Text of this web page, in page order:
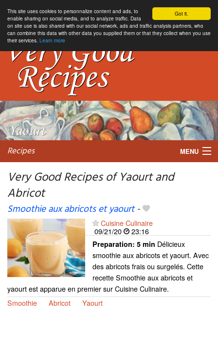
Got it.
This site uses cookies to personnalize content and ads, to
enable sharing on social media, and to analyze traffic. Data
on site use is also shared with our social network, ads and traffic analysis partners, who
can combine this data with other data you supplied them or that they collect when you use
their services. Learn more
Recipes MENU
Very Good Recipes of Yaourt and
Abricot
Smoothie aux abricots et yaourt-
Cuisine Culinaire
09/21/20
23:16
Preparation: 5 min Délicieux
smoothie aux abricots et yaourt. Avec
des abricots frais ou surgelés. Cette
recette Smoothie aux abricots et
yaourt est apparue en premier sur Cuisine Culinaire.
Smoothie
Abricot Yaourt